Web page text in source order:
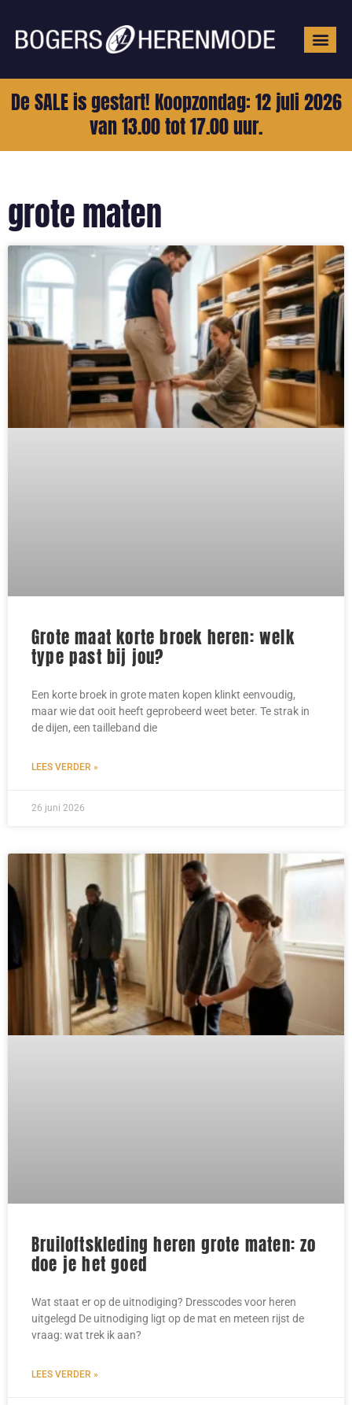
De SALE is gestart! Koopzondag: 12 juli 2026
van 13.00 tot 17.00 uur.
grote maten
Grote maat korte broek heren: welk
type past bij jou?
Een korte broek in grote maten kopen klinkt eenvoudig,
maar wie dat ooit heeft geprobeerd weet beter. Te strak in
de dijen, een tailleband die
LEES VERDER »
26 juni 2026
Bruiloftskleding heren grote maten: zo
doe je het goed
Wat staat er op de uitnodiging? Dresscodes voor heren
uitgelegd De uitnodiging ligt op de mat en meteen rijst de
vraag: wat trek ik aan?
LEES VERDER »